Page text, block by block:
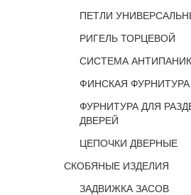
ПЕТЛИ
РИГЕЛЬ ТОРЦЕВОЙ
СИСТЕМА
ФИНСКАЯ ФУРНИТУРА
ФУРНИТУРА ДЛЯ
ДВЕРЕЙ
ЦЕПОЧКИ ДВЕРНЫЕ
СКОБЯНЫЕ ИЗДЕЛИЯ
ЗАДВИЖКА ЗАСОВ